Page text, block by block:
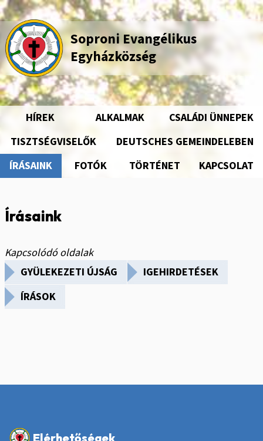
Ugrás
a
tartalomra
Soproni Evangélikus
Egyházközség
navigáció
HÍREK ALKALMAK
CSALÁDI ÜNNEPEK
TISZTSÉGVISELŐK
DEUTSCHES GEMEINDELEBEN
ÍRÁSAINK
FOTÓK TÖRTÉNET KAPCSOLAT
Írásaink
Fő
navigáció
GYÜLEKEZETI ÚJSÁG
IGEHIRDETÉSEK
ÍRÁSOK
Elérhetőségek